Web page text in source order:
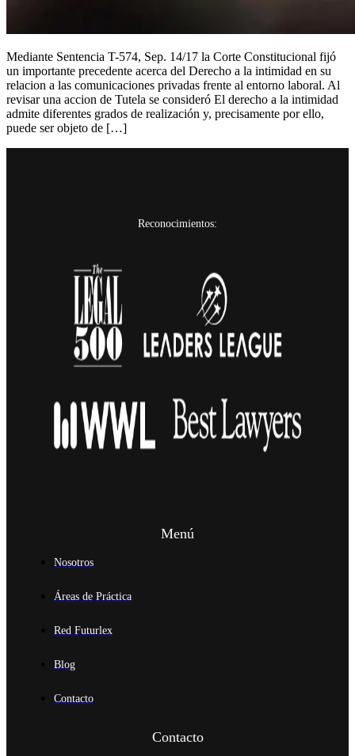
Mediante Sentencia T-574, Sep. 14/17 la Corte Constitucional fijó
un importante precedente acerca del Derecho a la intimidad en su
relacion a las comunicaciones privadas frente al entorno laboral. Al
revisar una accion de Tutela se consideró El derecho a la intimidad
admite diferentes grados de realización y, precisamente por ello,
puede ser objeto de […]
Reconocimientos:
Menú
Nosotros
Áreas de Práctica
Red Futurlex
Blog
Contacto
Contacto